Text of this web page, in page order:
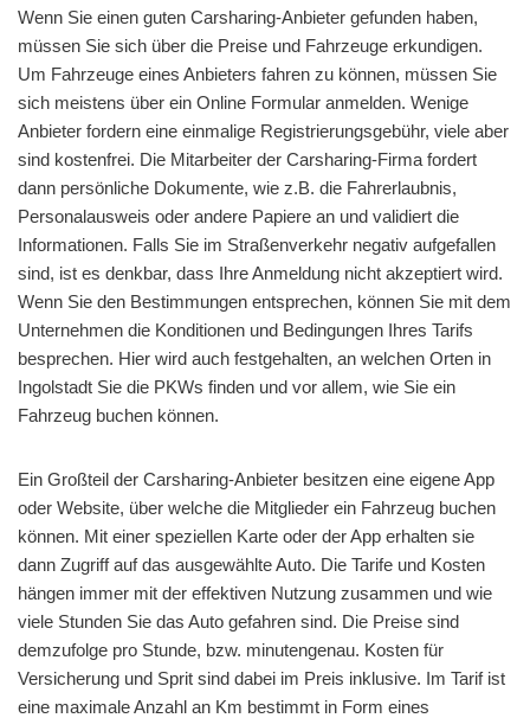
Wenn Sie einen guten Carsharing-Anbieter gefunden haben,
müssen Sie sich über die Preise und Fahrzeuge erkundigen.
Um Fahrzeuge eines Anbieters fahren zu können, müssen Sie
sich meistens über ein Online Formular anmelden. Wenige
Anbieter fordern eine einmalige Registrierungsgebühr, viele aber
sind kostenfrei. Die Mitarbeiter der Carsharing-Firma fordert
dann persönliche Dokumente, wie z.B. die Fahrerlaubnis,
Personalausweis oder andere Papiere an und validiert die
Informationen. Falls Sie im Straßenverkehr negativ aufgefallen
sind, ist es denkbar, dass Ihre Anmeldung nicht akzeptiert wird.
Wenn Sie den Bestimmungen entsprechen, können Sie mit dem
Unternehmen die Konditionen und Bedingungen Ihres Tarifs
besprechen. Hier wird auch festgehalten, an welchen Orten in
Ingolstadt Sie die PKWs finden und vor allem, wie Sie ein
Fahrzeug buchen können.
Ein Großteil der Carsharing-Anbieter besitzen eine eigene App
oder Website, über welche die Mitglieder ein Fahrzeug buchen
können. Mit einer speziellen Karte oder der App erhalten sie
dann Zugriff auf das ausgewählte Auto. Die Tarife und Kosten
hängen immer mit der effektiven Nutzung zusammen und wie
viele Stunden Sie das Auto gefahren sind. Die Preise sind
demzufolge pro Stunde, bzw. minutengenau. Kosten für
Versicherung und Sprit sind dabei im Preis inklusive. Im Tarif ist
eine maximale Anzahl an Km bestimmt in Form eines